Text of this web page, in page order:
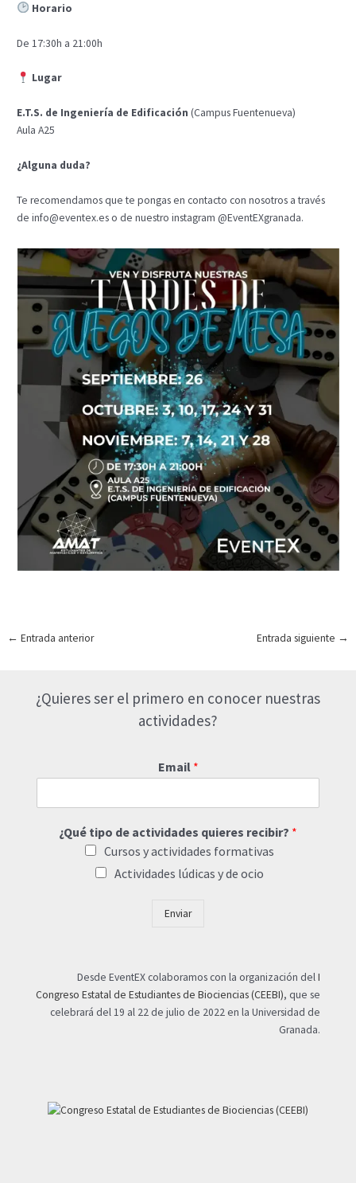
Horario
De 17:30h a 21:00h
​ Lugar
E.T.S. de Ingeniería de Edificación (Campus Fuentenueva)
Aula A25
¿Alguna duda?
Te recomendamos que te pongas en contacto con nosotros a través
deinfo@eventex.eso de nuestro instagram @EventEXgranada.
Navegación
← Entrada anterior Entrada siguiente →
¿Quieres ser el primero en conocer nuestras
actividades?
Email *
¿Qué tipo de actividades quieres recibir? *
Cursos y actividades formativas
Actividades lúdicas y de ocio
Enviar
Desde EventEX colaboramos con la organización delI
Congreso Estatal de Estudiantes de Biociencias (CEEBI), que se
celebrará del 19 al 22 de julio de 2022 en la Universidad de
Granada.